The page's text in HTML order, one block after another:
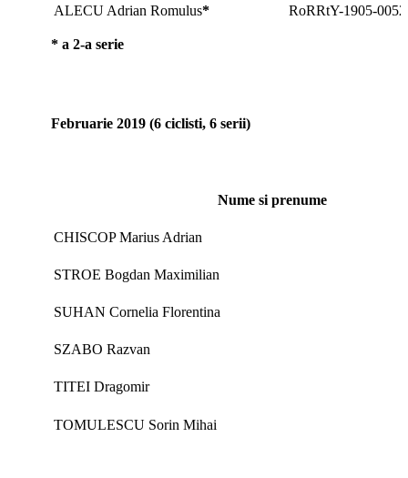
ALECU Adrian Romulus* RoRRtY-1905-0052
* a 2-a serie
Februarie 2019 (6 ciclisti, 6 serii)
Nume si prenume
CHISCOP Marius Adrian
STROE Bogdan Maximilian
SUHAN Cornelia Florentina
SZABO Razvan
TITEI Dragomir
TOMULESCU Sorin Mihai